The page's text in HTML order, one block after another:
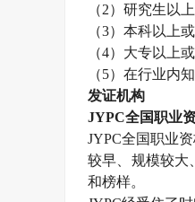
（2）研究生以
（3）本科以上
（4）大专以上
（5）在行业内
发证机构
JYPC全国职业
JYPC全国职业
较早、规模较大
和榜样。